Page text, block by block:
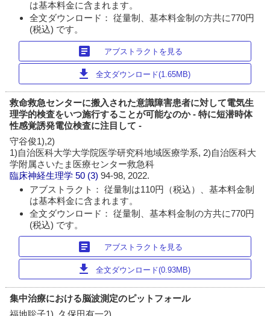
は基本料金に含まれます。
全文ダウンロード： 従量制、基本料金制の方共に770円
(税込) です。
article アブストラクトを見る
download 全文ダウンロード(1.65MB)
救命救急センターに搬入された意識障害患者に対して電気生
理学的検査をいつ施行することが可能なのか - 特に短潜時体
性感覚誘発電位検査に注目して -
守谷俊1),2)
1)自治医科大学大学院医学研究科地域医療学系, 2)自治医科大
学附属さいたま医療センター救急科
臨床神経生理学 50 (3)94-98, 2022.
アブストラクト： 従量制は110円（税込）、基本料金制
は基本料金に含まれます。
全文ダウンロード： 従量制、基本料金制の方共に770円
(税込) です。
article アブストラクトを見る
download 全文ダウンロード(0.93MB)
集中治療における脳波測定のピットフォール
福地聡子1), 久保田有一2)